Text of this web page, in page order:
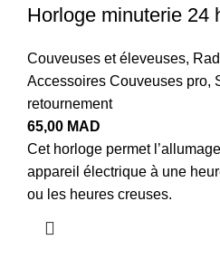
Horloge minuterie 24
Couveuses et éleveuses,
Accessoires Couveuses pro,
retournement
65,00 MAD
Cet horloge permet
appareil électrique à une
ou les heures creuses.